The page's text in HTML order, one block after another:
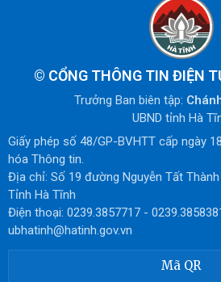
© CỔNG THÔNG TIN ĐIỆN
Trưởng Ban biên tập:
UBND tỉnh Hà
Giấy phép số 48/GP-BVHTT cấp ngày
hóa Thông tin.
Địa chỉ: Số 19 đường Nguyễn Tất
Tỉnh Hà Tĩnh
Điện thoại: 0239.3857717 -
ubhatinh@hatinh.gov.vn
Mã QR